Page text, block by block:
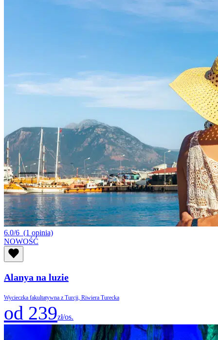
6.0/6 (1 opinia)
NOWOŚĆ
Alanya na luzie
Wycieczka fakultatywna z Turcji, Riwiera Turecka
od 239zł/os.